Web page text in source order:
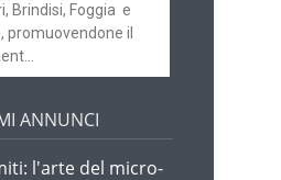
Brindisi, Foggia e
promuovendone il
ANNUNCI
l'arte del micro-